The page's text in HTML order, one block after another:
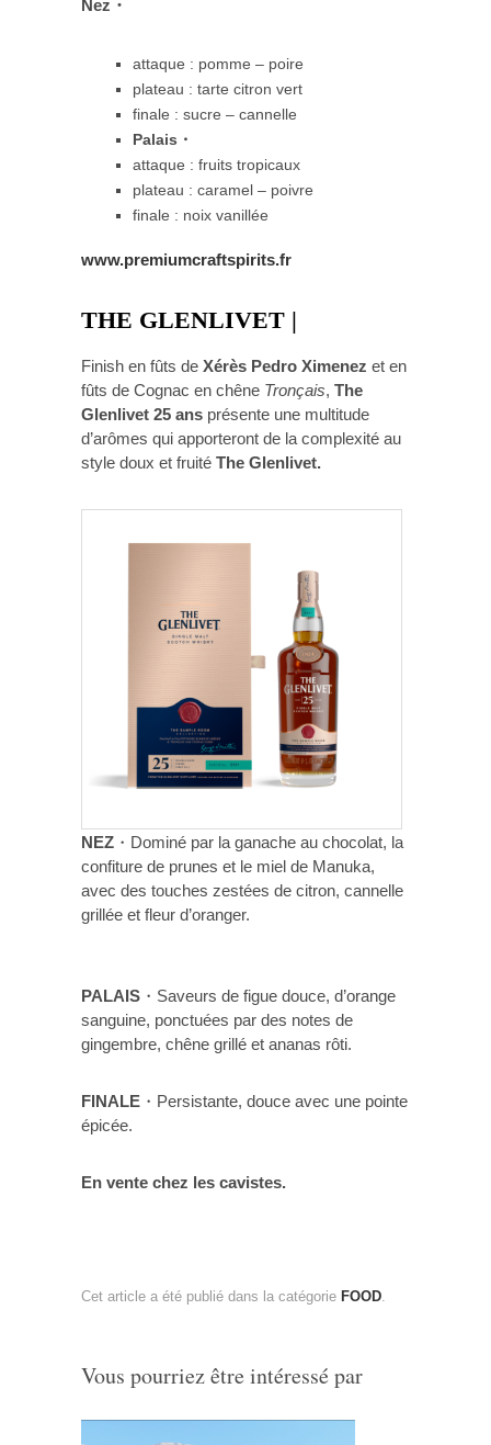
Nez・
attaque : pomme – poire
plateau : tarte citron vert
finale : sucre – cannelle
Palais・
attaque : fruits tropicaux
plateau : caramel – poivre
finale : noix vanillée
www.premiumcraftspirits.fr
THE GLENLIVET |
Finish en fûts de Xérès Pedro Ximenez et en
fûts de Cognac en chêne Tronçais, The
Glenlivet 25 ans présente une multitude
d’arômes qui apporteront de la complexité au
style doux et fruité The Glenlivet.
NEZ ・Dominé par la ganache au chocolat, la
confiture de prunes et le miel de Manuka,
avec des touches zestées de citron, cannelle
grillée et fleur d’oranger.
PALAIS ・Saveurs de figue douce, d’orange
sanguine, ponctuées par des notes de
gingembre, chêne grillé et ananas rôti.
FINALE ・Persistante, douce avec une pointe
épicée.
En vente chez les cavistes.
Cet article a été publié dans la catégorie FOOD
Vous pourriez être intéressé par